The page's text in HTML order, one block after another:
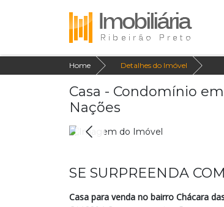
Home Detalhes do Imóvel
Casa - Condomínio
Nações
SE SURPREENDA
Casa para venda no bairro Chácara